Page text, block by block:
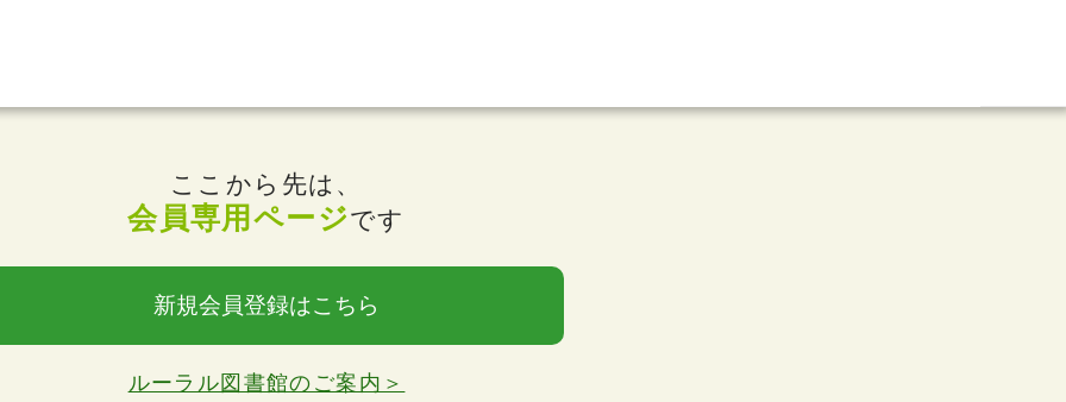
ここから先は、
会員専用ページです
新規会員登録はこちら
ルーラル図書館のご案内＞